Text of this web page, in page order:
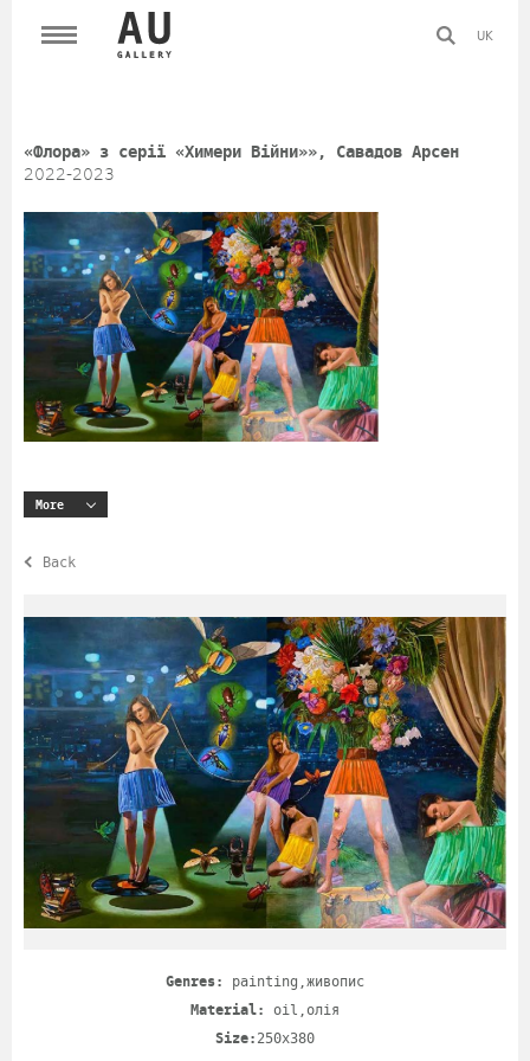
UK
«Флора» з серії «Химери Війни»», Савадов Арсен
2022-2023
More
Back
Genres: painting,живопис
Material: oil,олія
Size:250х380